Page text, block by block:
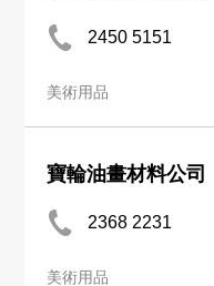
2450 5151
美術用品
寶輪油畫材料公司
2368 2231
美術用品